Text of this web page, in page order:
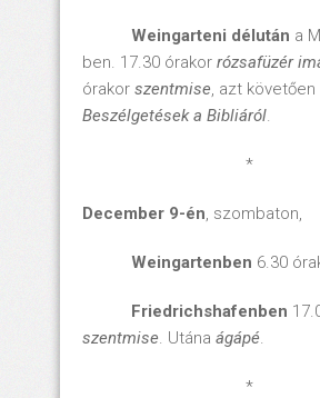
Weingarteni délután a
ben. 17.30 órakor rózsafüzér
órakor szentmise, azt
Beszélgetések a Bibliáról.
*
December 9-én, szombaton,
Weingartenben 6.30
Friedrichshafenben
szentmise. Utána ágápé.
*